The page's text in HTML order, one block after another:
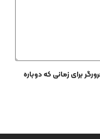
برای زمانی که دوباره